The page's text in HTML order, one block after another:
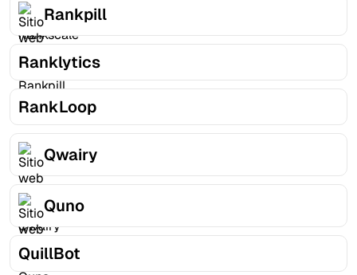
Rankpill
Ranklytics
RankLoop
Qwairy
Quno
QuillBot